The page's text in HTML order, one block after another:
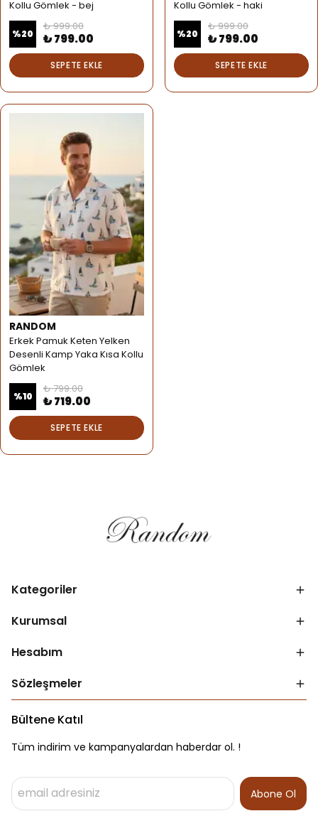
Kollu Gömlek - bej
%20
₺ 999.00
₺ 799.00
SEPETE EKLE
Kollu Gömlek - haki
%20
₺ 999.00
₺ 799.00
SEPETE EKLE
RANDOM
Erkek Pamuk Keten Yelken
Desenli Kamp Yaka Kısa Kollu
Gömlek
%10
₺ 799.00
₺ 719.00
SEPETE EKLE
Kategoriler
Kurumsal
Hesabım
Sözleşmeler
Bültene Katıl
Tüm indirim ve kampanyalardan haberdar ol. !
Abone Ol